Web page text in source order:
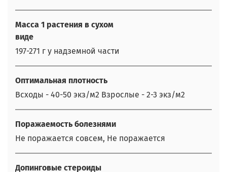
Масса 1 растения в сухом
виде
197-271 г у надземной части
Оптимальная плотность
Всходы - 40-50 экз/м2 Взрослые - 2-3 экз/м2
Поражаемость болезнями
Не поражается совсем, Не поражается
Допинговые стероиды